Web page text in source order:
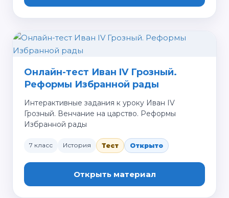
Онлайн-тест Иван IV Грозный.
Реформы Избранной рады
Интерактивные задания к уроку Иван IV
Грозный. Венчание на царство. Реформы
Избранной рады
7 класс История Тест Открыто
Открыть материал